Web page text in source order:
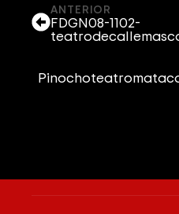
ANTERIOR
FDGN08-1102-